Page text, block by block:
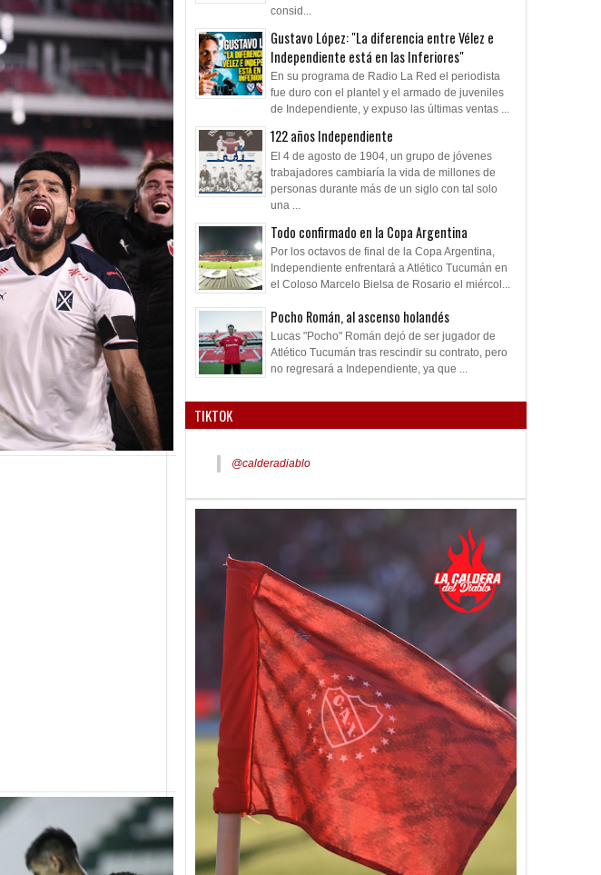
consid...
Gustavo López: "La diferencia entre Vélez e
Independiente está en las Inferiores"
En su programa de Radio La Red el periodista
fue duro con el plantel y el armado de juveniles
de Independiente, y expuso las últimas ventas ...
122 años Independiente
El 4 de agosto de 1904, un grupo de jóvenes
trabajadores cambiaría la vida de millones de
personas durante más de un siglo con tal solo
una ...
Todo confirmado en la Copa Argentina
Por los octavos de final de la Copa Argentina,
Independiente enfrentará a Atlético Tucumán en
el Coloso Marcelo Bielsa de Rosario el miércol...
Pocho Román, al ascenso holandés
Lucas "Pocho" Román dejó de ser jugador de
Atlético Tucumán tras rescindir su contrato, pero
no regresará a Independiente, ya que ...
TIKTOK
@calderadiablo